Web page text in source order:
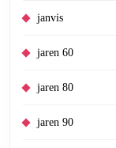
janvis
jaren 60
jaren 80
jaren 90